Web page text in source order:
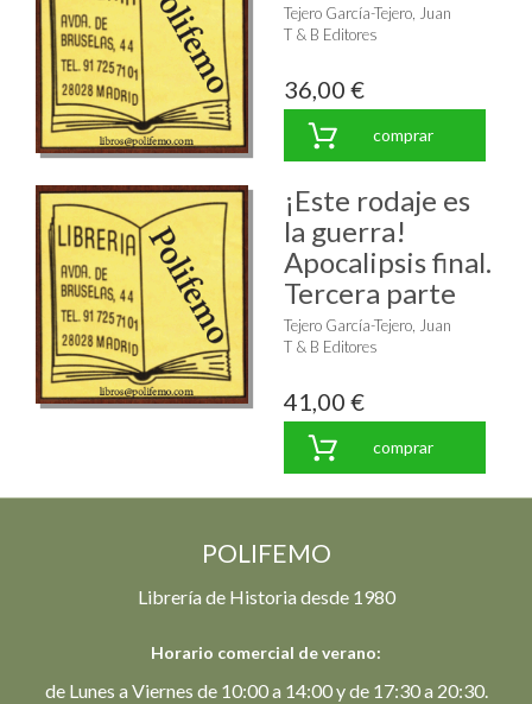
Tejero García-Tejero, Juan
T & B Editores
36,00 €
comprar
¡Este rodaje es
la guerra!
Apocalipsis final.
Tercera parte
Tejero García-Tejero, Juan
T & B Editores
41,00 €
comprar
POLIFEMO
Librería de Historia desde 1980
Horario comercial de verano:
de Lunes a Viernes de 10:00 a 14:00 y de 17:30 a 20:30.